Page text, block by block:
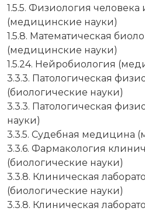
1.5.5. Физиология
(медицинские науки)
1.5.8. Математическая
(медицинские науки)
1.5.24. Нейробиология
3.3.3. Патологическая
(биологические науки)
3.3.3. Патологическая
науки)
3.3.5. Судебная медицина
3.3.6. Фармакология
(биологические науки)
3.3.8. Клиническая
(биологические науки)
3.3.8. Клиническая